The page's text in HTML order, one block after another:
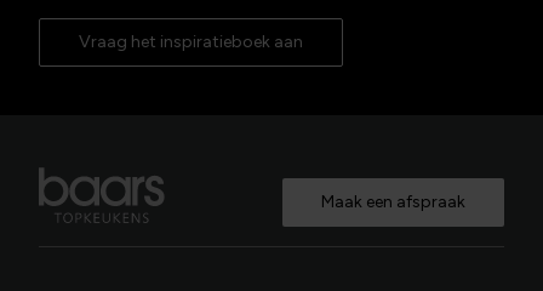
Vraag het inspiratieboek aan
Maak een afspraak